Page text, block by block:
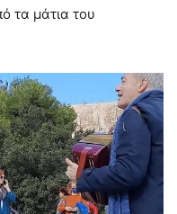
τα μάτια του